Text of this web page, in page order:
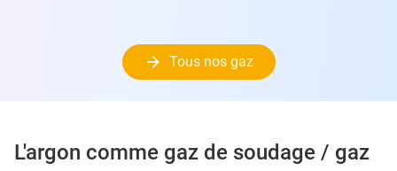
Tous nos gaz
L'argon comme gaz de soudage / gaz